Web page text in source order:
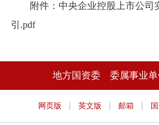
附件：中央企业控股上市公司
引.pdf
地方国资委 委属事业单
网页版 | 英文版 | 邮箱 |